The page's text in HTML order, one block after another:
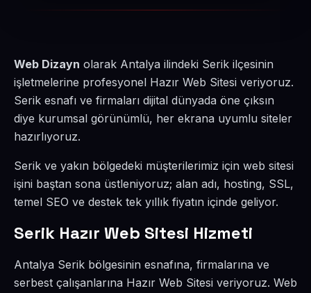
Web Dizayn olarak Antalya ilindeki Serik ilçesinin
işletmelerine profesyonel Hazır Web Sitesi veriyoruz.
Serik esnafı ve firmaları dijital dünyada öne çıksın
diye kurumsal görünümlü, her ekrana uyumlu siteler
hazırlıyoruz.
Serik ve yakın bölgedeki müşterilerimiz için web sitesi
işini baştan sona üstleniyoruz; alan adı, hosting, SSL,
temel SEO ve destek tek yıllık fiyatın içinde geliyor.
Serik Hazır Web Sitesi Hizmeti
Antalya Serik bölgesinin esnafına, firmalarına ve
serbest çalışanlarına Hazır Web Sitesi veriyoruz. Web